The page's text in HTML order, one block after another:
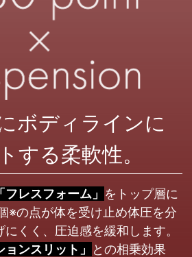
ボディラインに
する柔軟性。
フレスフォーム」 をトップ層に
※の点が体を受け止め体圧を分
くく、圧迫感を緩和します。
ョンスリット」
との相乗効果